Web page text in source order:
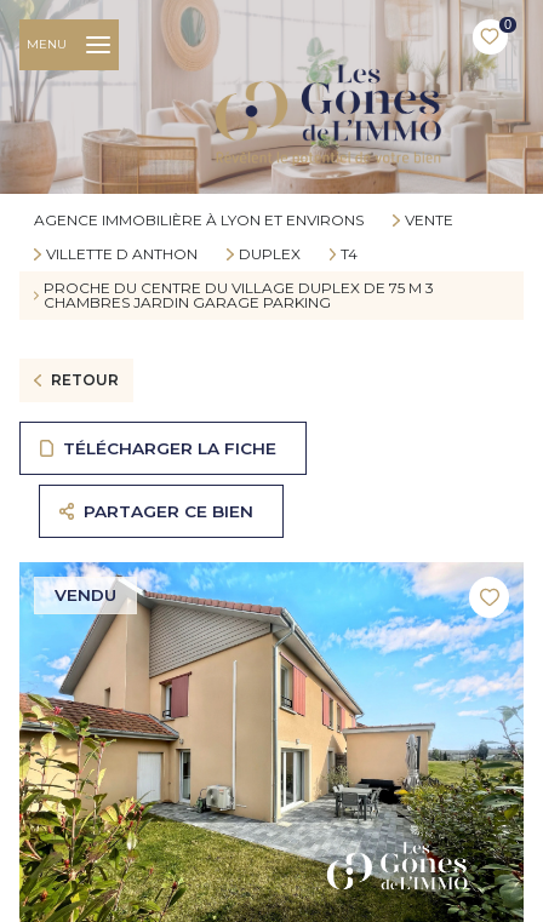
0
MENU
AGENCE IMMOBILIÈRE À LYON ET ENVIRONS
VENTE
VILLETTE D ANTHON
DUPLEX
T4
PROCHE DU CENTRE DU VILLAGE DUPLEX DE 75 M 3
CHAMBRES JARDIN GARAGE PARKING
RETOUR
TÉLÉCHARGER LA FICHE
PARTAGER CE BIEN
VENDU